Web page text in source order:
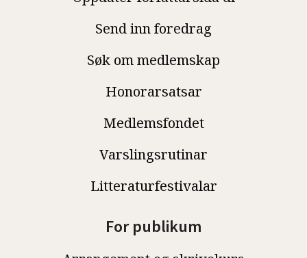
Send inn foredrag
Søk om medlemskap
Honorarsatsar
Medlemsfondet
Varslingsrutinar
Litteraturfestivalar
For publikum